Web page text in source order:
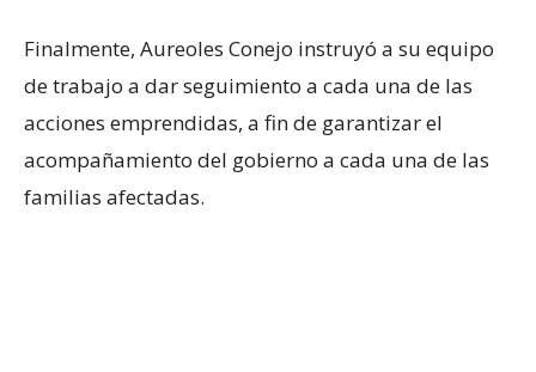
Finalmente, Aureoles Conejo instruyó a su equipo
de trabajo a dar seguimiento a cada una de las
acciones emprendidas, a fin de garantizar el
acompañamiento del gobierno a cada una de las
familias afectadas.